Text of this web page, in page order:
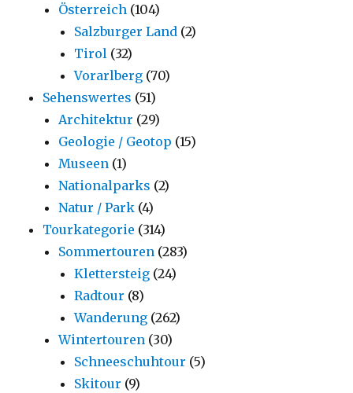
Österreich (104)
Salzburger Land (2)
Tirol (32)
Vorarlberg (70)
Sehenswertes (51)
Architektur (29)
Geologie / Geotop (15)
Museen (1)
Nationalparks (2)
Natur / Park (4)
Tourkategorie (314)
Sommertouren (283)
Klettersteig (24)
Radtour (8)
Wanderung (262)
Wintertouren (30)
Schneeschuhtour (5)
Skitour (9)